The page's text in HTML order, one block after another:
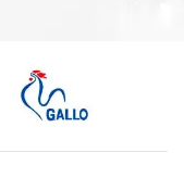
12 meses